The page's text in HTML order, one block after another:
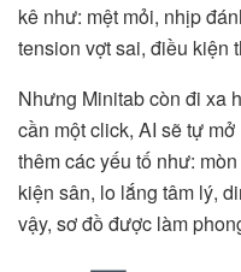
kê như: mệt mỏi, nhịp
tension vợt sai, điều kiện
Nhưng Minitab còn đi xa
cần một click, AI sẽ tự
thêm các yếu tố như:
kiện sân, lo lắng tâm lý,
vậy, sơ đồ được làm